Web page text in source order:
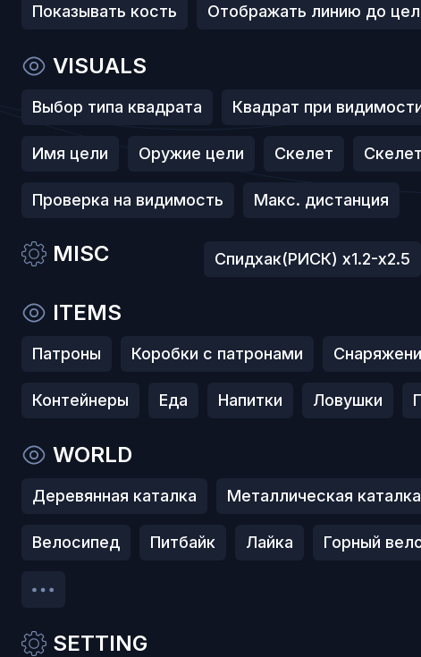
Показывать кость Отображать линию до
VISUALS
Выбор типа квадрата Квадрат при
Имя цели Оружие цели Скелет
Проверка на видимость Макс. дистанция
MISC Спидхак(РИСК) х1.2-х2.5
ITEMS
Патроны Коробки с патронами
Контейнеры Еда Напитки Ловушки
WORLD
Деревянная каталка Металлическая каталка
Велосипед Питбайк Лайка Горный
SETTING